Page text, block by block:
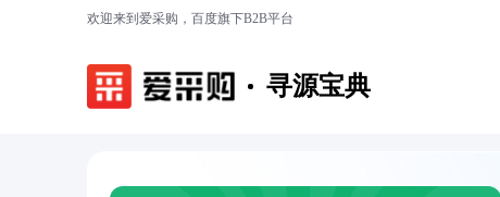
欢迎来到爱采购，百度旗下B2B平台
寻源宝典